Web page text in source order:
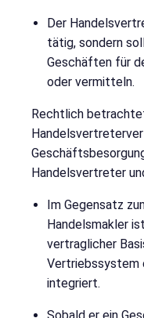
Der
tätig, sondern
Geschäften für
oder vermitteln.
Rechtlich
Handelsvertreter
Im Gegensatz
Handelsmakler
vertraglicher
Vertriebssystem
integriert.